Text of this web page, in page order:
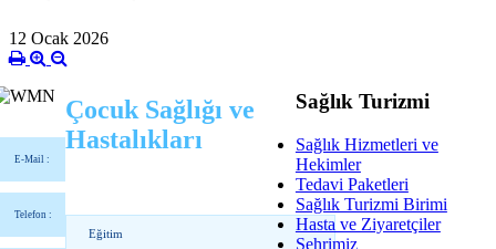
12 Ocak 2026
E-Mail :
Telefon :
Çocuk Sağlığı ve
Hastalıkları
Eğitim
Sağlık Turizmi
Sağlık Hizmetleri ve
Hekimler
Tedavi Paketleri
Sağlık Turizmi Birimi
Hasta ve Ziyaretçiler
Şehrimiz